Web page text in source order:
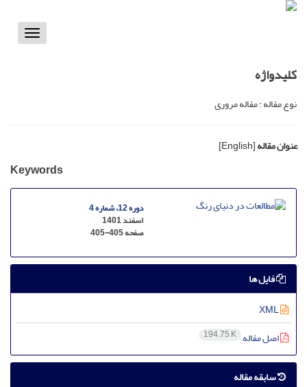
Toggle
کلیدواژه
نوع مقاله : مقاله مروری
عنوان مقاله[English]
Keywords
دوره 12، شماره 4
اسفند 1401
صفحه405-405
فایل ها
اصل مقاله 194.75 K
سابقه مقاله